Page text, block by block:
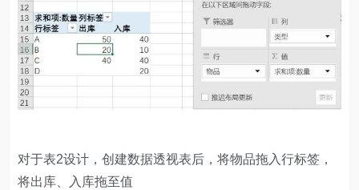
对于表2设计，创建数据透视表后，将物品拖入行标签，
将出库、入库拖至值